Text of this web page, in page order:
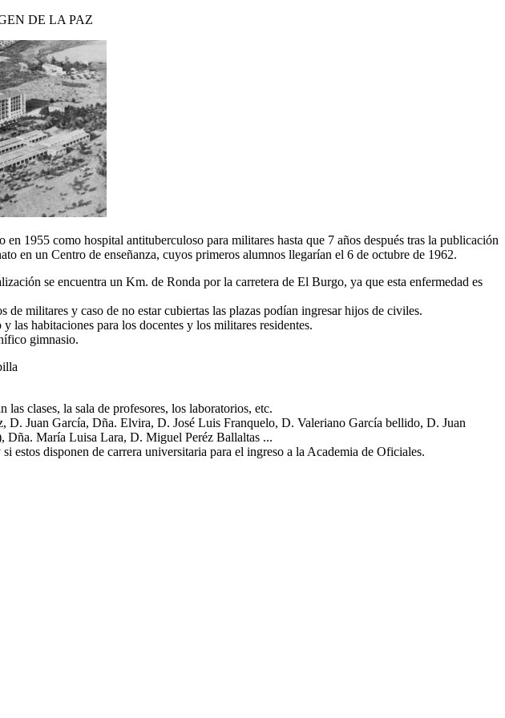
DE LA PAZ
1955 como hospital antituberculoso para militares hasta que 7 años después tras la publicación
en un Centro de enseñanza, cuyos primeros alumnos llegarían el 6 de octubre de 1962.
se encuentra un Km. de Ronda por la carretera de El Burgo, ya que esta enfermedad es
militares y caso de no estar cubiertas las plazas podían ingresar hijos de civiles.
las habitaciones para los docentes y los militares residentes.
gimnasio.
clases, la sala de profesores, los laboratorios, etc.
D. Juan García, Dña. Elvira, D. José Luis Franquelo, D. Valeriano García bellido, D. Juan
Dña. María Luisa Lara, D. Miguel Peréz Ballaltas ...
estos disponen de carrera universitaria para el ingreso a la Academia de Oficiales.